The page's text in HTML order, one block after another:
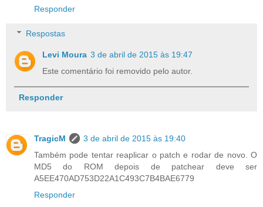
Responder
Respostas
Levi Moura 3 de abril de 2015 às 19:47
Este comentário foi removido pelo autor.
Responder
TragicM
3 de abril de 2015 às 19:40
Também pode tentar reaplicar o patch e rodar de novo. O
MD5 do ROM depois de patchear deve ser
A5EE470AD753D22A1C493C7B4BAE6779
Responder